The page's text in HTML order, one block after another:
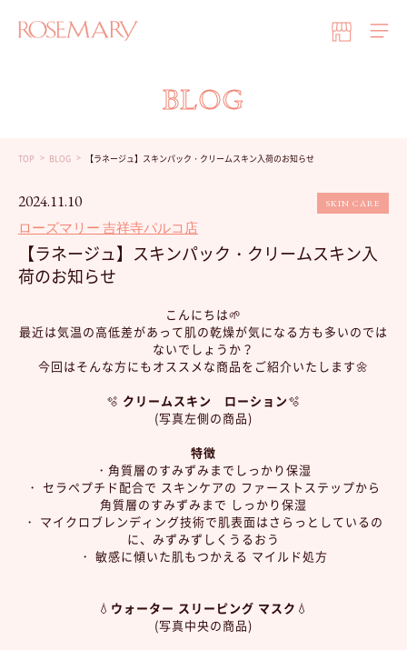
BLOG
TOP BLOG 【ラネージュ】スキンパック・クリームスキン入荷のお知らせ
2024.11.10
ローズマリー 吉祥寺パルコ店
SKIN CARE
【ラネージュ】スキンパック・クリームスキン入
荷のお知らせ
こんにちは🌱
最近は気温の高低差があって肌の乾燥が気になる方も多いのでは
ないでしょうか？
今回はそんな方にもオススメな商品をご紹介いたします🌼
🫧 クリームスキン ローション🫧
(写真左側の商品)
特徴
・角質層のすみずみまでしっかり保湿
・ セラペプチド配合で スキンケアの ファーストステップから
角質層のすみずみまで しっかり保湿
・ マイクロブレンディング技術で肌表面はさらっとしているの
に、みずみずしくうるおう
・ 敏感に傾いた肌もつかえる マイルド処方
💧 ウォーター スリーピング マスク 💧
(写真中央の商品)